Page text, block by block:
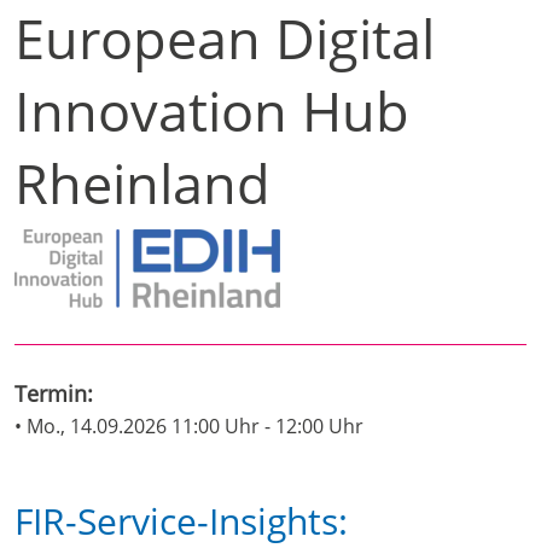
European Digital
Innovation Hub
Rheinland
Termin:
• Mo., 14.09.2026 11:00 Uhr - 12:00 Uhr
FIR-Service-Insights: